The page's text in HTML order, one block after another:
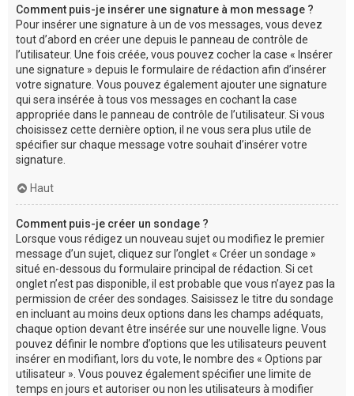
Comment puis-je insérer une signature à mon message ?
Pour insérer une signature à un de vos messages, vous devez
tout d’abord en créer une depuis le panneau de contrôle de
l’utilisateur. Une fois créée, vous pouvez cocher la case « Insérer
une signature » depuis le formulaire de rédaction afin d’insérer
votre signature. Vous pouvez également ajouter une signature
qui sera insérée à tous vos messages en cochant la case
appropriée dans le panneau de contrôle de l’utilisateur. Si vous
choisissez cette dernière option, il ne vous sera plus utile de
spécifier sur chaque message votre souhait d’insérer votre
signature.
Haut
Comment puis-je créer un sondage ?
Lorsque vous rédigez un nouveau sujet ou modifiez le premier
message d’un sujet, cliquez sur l’onglet « Créer un sondage »
situé en-dessous du formulaire principal de rédaction. Si cet
onglet n’est pas disponible, il est probable que vous n’ayez pas la
permission de créer des sondages. Saisissez le titre du sondage
en incluant au moins deux options dans les champs adéquats,
chaque option devant être insérée sur une nouvelle ligne. Vous
pouvez définir le nombre d’options que les utilisateurs peuvent
insérer en modifiant, lors du vote, le nombre des « Options par
utilisateur ». Vous pouvez également spécifier une limite de
temps en jours et autoriser ou non les utilisateurs à modifier